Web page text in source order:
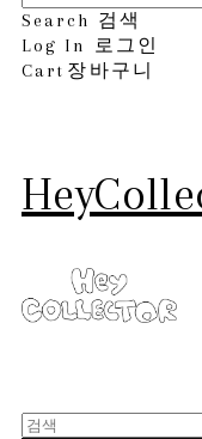
Search 검색
Log In
로그인
Cart 장바구니